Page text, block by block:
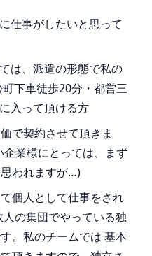
仕事がしたいと思って
は、派遣の形態で私の
下車徒歩20分・都営三
入って頂ける方
で契約させて頂きま
業様にとっては、まず
われますが…)
個人として仕事をされ
の集団でやっている独
。私のチームでは 基本